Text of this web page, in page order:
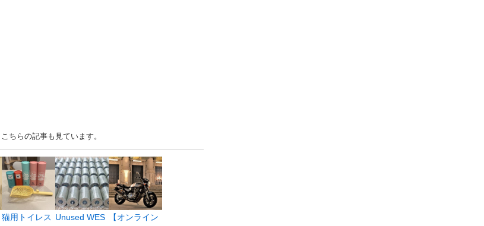
らの記事も見ています。
猫用トイレス Unused WES
【オンライン